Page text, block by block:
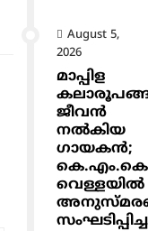
August 5,
2026
മാപ്പിള
ജീവൻ
നൽകിയ
ഗായകൻ;
കെ.എം.കെ
വെള്ളയിൽ